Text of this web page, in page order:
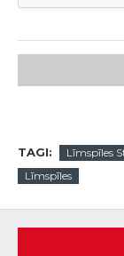
TAGI: Līmspīles
Līmspīles